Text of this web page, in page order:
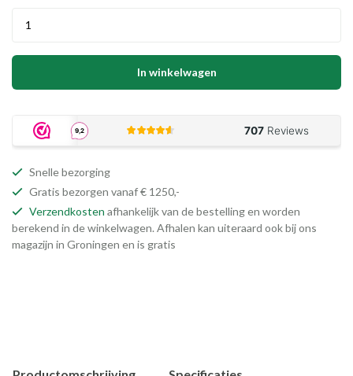
In winkelwagen
Snelle bezorging
Gratis bezorgen vanaf € 1250,-
Verzendkosten afhankelijk van de bestelling en worden
berekend in de winkelwagen. Afhalen kan uiteraard ook bij ons
magazijn in Groningen en is gratis